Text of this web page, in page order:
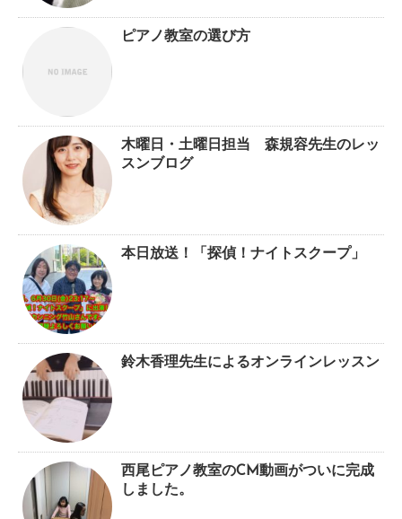
ピアノ教室の選び方
木曜日・土曜日担当 森規容先生のレッ
スンブログ
本日放送！「探偵！ナイトスクープ」
鈴木香理先生によるオンラインレッスン
西尾ピアノ教室のCM動画がついに完成
しました。